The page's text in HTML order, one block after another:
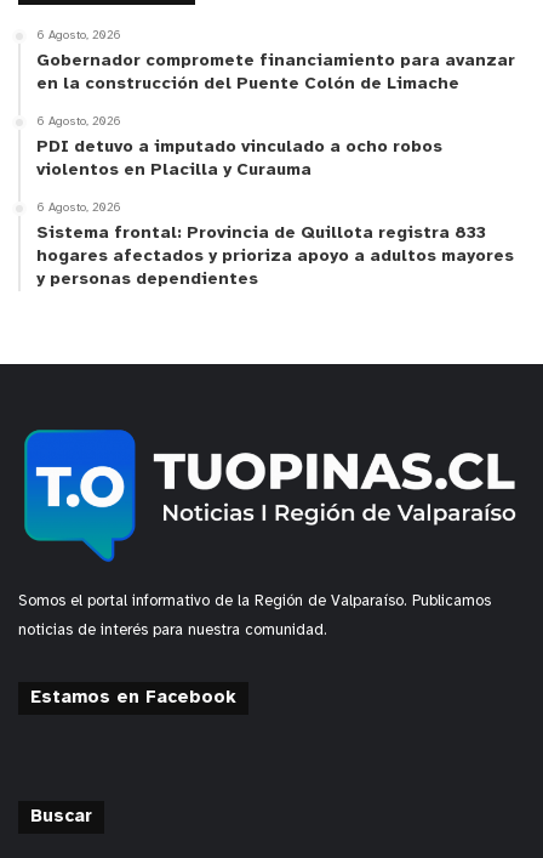
6 Agosto, 2026
Gobernador compromete financiamiento para avanzar
en la construcción del Puente Colón de Limache
6 Agosto, 2026
PDI detuvo a imputado vinculado a ocho robos
violentos en Placilla y Curauma
6 Agosto, 2026
Sistema frontal: Provincia de Quillota registra 833
hogares afectados y prioriza apoyo a adultos mayores
y personas dependientes
Somos el portal informativo de la Región de Valparaíso. Publicamos
noticias de interés para nuestra comunidad.
Estamos en Facebook
Buscar